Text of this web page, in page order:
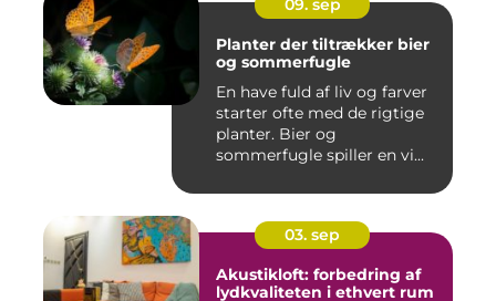
09. sep
Planter der tiltrækker bier
og sommerfugle
En have fuld af liv og farver
starter ofte med de rigtige
planter. Bier og
sommerfugle spiller en vi...
03. sep
Akustikloft: forbedring af
lydkvaliteten i ethvert rum